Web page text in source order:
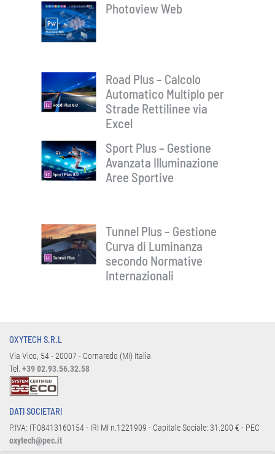
Photoview Web
Road Plus – Calcolo
Automatico Multiplo per
Strade Rettilinee via
Excel
Sport Plus – Gestione
Avanzata Illuminazione
Aree Sportive
Tunnel Plus – Gestione
Curva di Luminanza
secondo Normative
Internazionali
OXYTECH S.R.L
Via Vico, 54 - 20007 - Cornaredo (MI) Italia
Tel. +39 02.93.56.32.58
DATI SOCIETARI
P.IVA: IT-08413160154 - IRI MI n.1221909 - Capitale Sociale: 31.200 € - PEC
oxytech@pec.it